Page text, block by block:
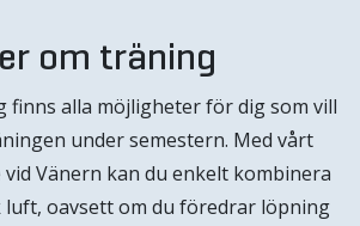
om träning
finns alla möjligheter för dig som vill
under semestern. Med vårt
Vänern kan du enkelt kombinera
oavsett om du föredrar löpning